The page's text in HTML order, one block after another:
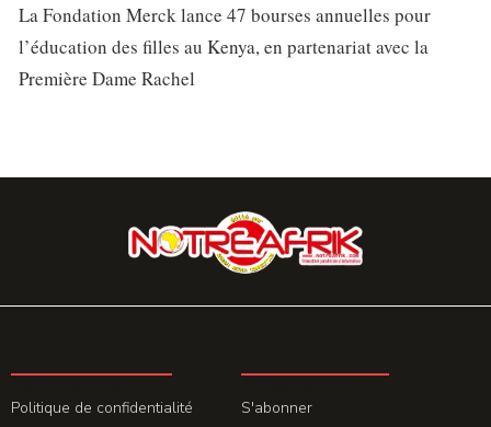
La Fondation Merck lance 47 bourses annuelles pour
l’éducation des filles au Kenya, en partenariat avec la
Première Dame Rachel
Politique de confidentialité
S'abonner